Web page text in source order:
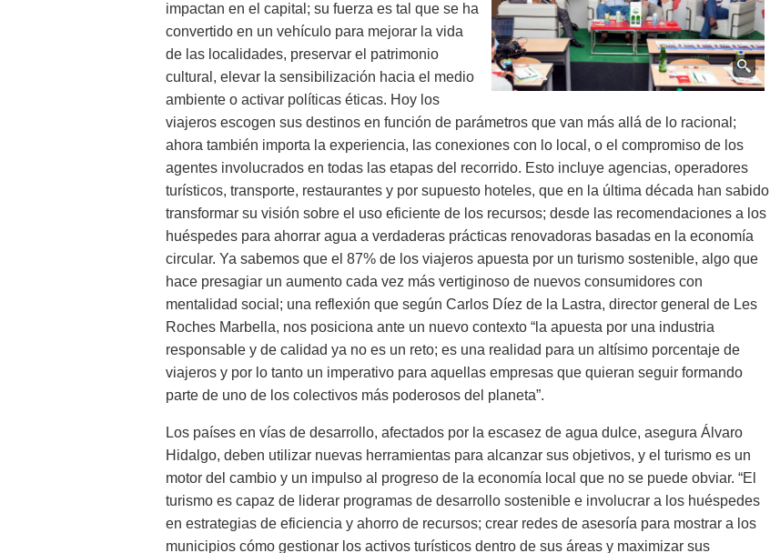
impactan en el capital; su fuerza es tal que se ha
convertido en un vehículo para mejorar la vida
de las localidades, preservar el patrimonio
cultural, elevar la sensibilización hacia el medio
ambiente o activar políticas éticas. Hoy los
viajeros escogen sus destinos en función de parámetros que van más allá de lo racional;
ahora también importa la experiencia, las conexiones con lo local, o el compromiso de los
agentes involucrados en todas las etapas del recorrido. Esto incluye agencias, operadores
turísticos, transporte, restaurantes y por supuesto hoteles, que en la última década han sabido
transformar su visión sobre el uso eficiente de los recursos; desde las recomendaciones a los
huéspedes para ahorrar agua a verdaderas prácticas renovadoras basadas en la economía
circular. Ya sabemos que el 87% de los viajeros apuesta por un turismo sostenible, algo que
hace presagiar un aumento cada vez más vertiginoso de nuevos consumidores con
mentalidad social; una reflexión que según Carlos Díez de la Lastra, director general de Les
Roches Marbella, nos posiciona ante un nuevo contexto “la apuesta por una industria
responsable y de calidad ya no es un reto; es una realidad para un altísimo porcentaje de
viajeros y por lo tanto un imperativo para aquellas empresas que quieran seguir formando
parte de uno de los colectivos más poderosos del planeta”.
Los países en vías de desarrollo, afectados por la escasez de agua dulce, asegura Álvaro
Hidalgo, deben utilizar nuevas herramientas para alcanzar sus objetivos, y el turismo es un
motor del cambio y un impulso al progreso de la economía local que no se puede obviar. “El
turismo es capaz de liderar programas de desarrollo sostenible e involucrar a los huéspedes
en estrategias de eficiencia y ahorro de recursos; crear redes de asesoría para mostrar a los
municipios cómo gestionar los activos turísticos dentro de sus áreas y maximizar sus